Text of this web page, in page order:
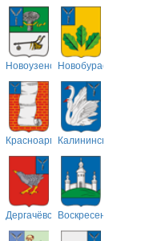
НовоузенскийНовобурасский
Красноармейский
Калининский
ДергачёвскийВоскресенский